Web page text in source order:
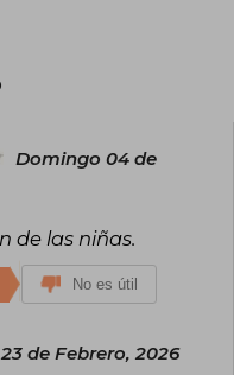
Domingo 04 de
de las niñas.
No es útil
de Febrero, 2026